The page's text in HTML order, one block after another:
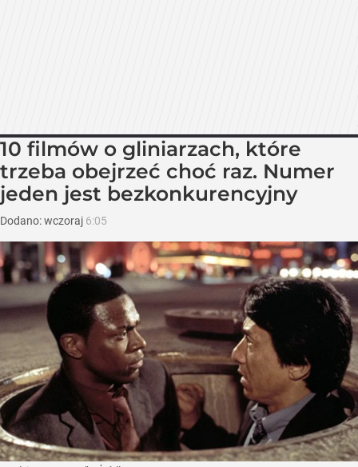
10 filmów o gliniarzach, które
trzeba obejrzeć choć raz. Numer
jeden jest bezkonkurencyjny
Dodano:wczoraj 6:05